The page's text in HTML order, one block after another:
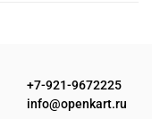
+7-921-9672225
info@openkart.ru